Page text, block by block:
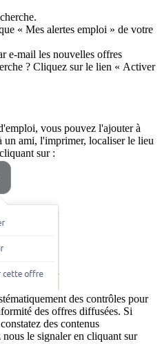
« Mes alertes emploi » de votre
e-mail les nouvelles offres
? Cliquez sur le lien « Activer
vous pouvez l'ajouter à
un ami, l'imprimer, localiser le lieu
sur :
des contrôles pour
des offres diffusées. Si
des contenus
le signaler en cliquant sur